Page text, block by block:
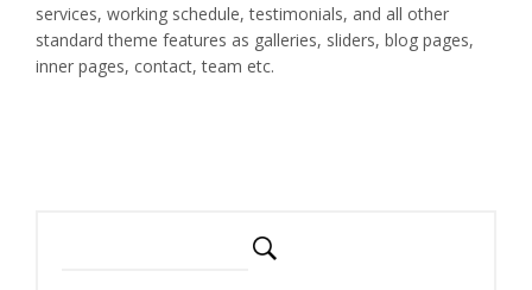
services, working schedule, testimonials, and all other
standard theme features as galleries, sliders, blog pages,
inner pages, contact, team etc.